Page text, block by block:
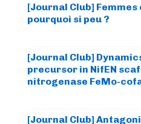
[Journal Club] Femmes
pourquoi si peu ?
[Journal Club]
precursor in NifEN
nitrogenase FeMo-
[Journal Club]